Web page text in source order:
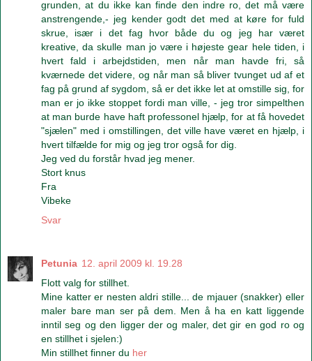
grunden, at du ikke kan finde den indre ro, det må være
anstrengende,- jeg kender godt det med at køre for fuld
skrue, især i det fag hvor både du og jeg har været
kreative, da skulle man jo være i højeste gear hele tiden, i
hvert fald i arbejdstiden, men når man havde fri, så
kværnede det videre, og når man så bliver tvunget ud af et
fag på grund af sygdom, så er det ikke let at omstille sig, for
man er jo ikke stoppet fordi man ville, - jeg tror simpelthen
at man burde have haft professonel hjælp, for at få hovedet
"sjælen" med i omstillingen, det ville have været en hjælp, i
hvert tilfælde for mig og jeg tror også for dig.
Jeg ved du forstår hvad jeg mener.
Stort knus
Fra
Vibeke
Svar
Petunia 12. april 2009 kl. 19.28
Flott valg for stillhet.
Mine katter er nesten aldri stille... de mjauer (snakker) eller
maler bare man ser på dem. Men å ha en katt liggende
inntil seg og den ligger der og maler, det gir en god ro og
en stillhet i sjelen:)
Min stillhet finner du her